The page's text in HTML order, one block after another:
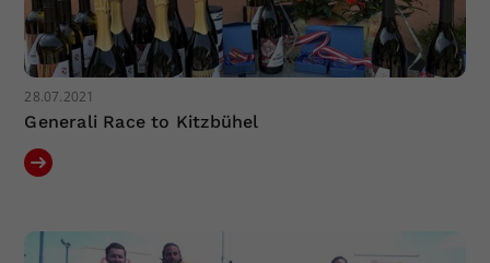
28.07.2021
Generali Race to Kitzbühel